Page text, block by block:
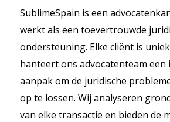
SublimeSpain is een
werkt als een toevertrouwde
ondersteuning. Elke cliënt is
hanteert ons advocatenteam een
aanpak om de juridische
op te lossen. Wij analyseren
van elke transactie en bieden de